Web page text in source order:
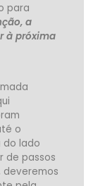
para
a
à próxima
o
do lado
de passos
deveremos